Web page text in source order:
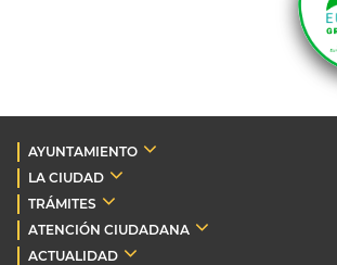
AYUNTAMIENTO
LA CIUDAD
TRÁMITES
ATENCIÓN CIUDADANA
ACTUALIDAD